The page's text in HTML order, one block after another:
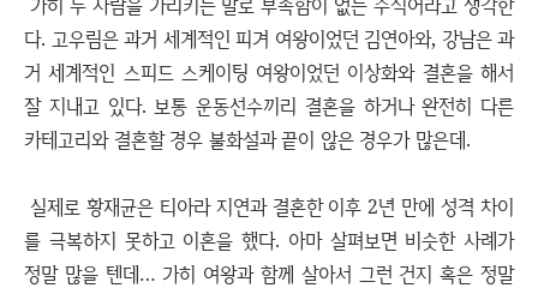
다. 고우림은 과거 세계적인 피겨 여왕이었던 김연아와, 강남은 과
거 세계적인 스피드 스케이팅 여왕이었던 이상화와 결혼을 해서
잘 지내고 있다. 보통 운동선수끼리 결혼을 하거나 완전히 다른
카테고리와 결혼할 경우 불화설과 끝이 않은 경우가 많은데.
실제로 황재균은 티아라 지연과 결혼한 이후 2년 만에 성격 차이
를 극복하지 못하고 이혼을 했다. 아마 살펴보면 비슷한 사례가
정말 많을 텐데… 가히 여왕과 함께 살아서 그런 건지 혹은 정말